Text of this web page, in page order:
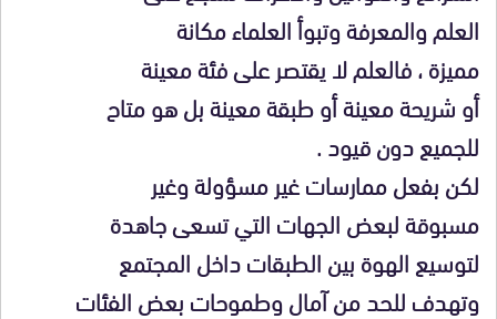
العلم والمعرفة وتبوأ العلماء مكانة
مميزة ، فالعلم لا يقتصر على فئة معينة
أو شريحة معينة أو طبقة معينة بل هو متاح
للجميع دون قيود .
لكن بفعل ممارسات غير مسؤولة وغير
مسبوقة لبعض الجهات التي تسعى جاهدة
لتوسيع الهوة بين الطبقات داخل المجتمع
وتهدف للحد من آمال وطموحات بعض الفئات